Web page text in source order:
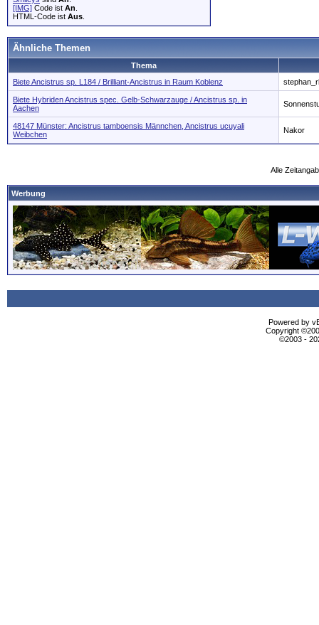
[IMG] Code ist An
HTML-Code ist Aus
Ähnliche Themen
Thema
Biete Ancistrus sp. L184 / Brilliant-Ancistrus in Raum Koblenz
Biete Hybriden Ancistrus spec. Gelb-Schwarzauge / Ancistrus sp. in
Aachen
48147 Münster: Ancistrus tamboensis Männchen, Ancistrus ucuyali
Weibchen
Nakor
Alle
Werbung
Powered by
Copyright
©2003 -